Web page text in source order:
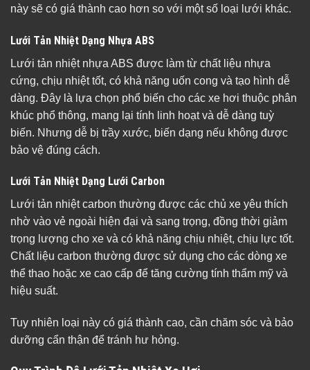
này sẽ có giá thành cao hơn so với một số loại lưới khác.
Lưới Tản Nhiệt Dạng Nhựa ABS
Lưới tản nhiệt nhựa ABS được làm từ chất liệu nhựa
cứng, chịu nhiệt tốt, có khả năng uốn cong và tạo hình dễ
dàng. Đây là lựa chọn phổ biến cho các xe hơi thuộc phân
khúc phổ thông, mang lại tính linh hoạt và dễ dàng tuỳ
biến. Nhưng dễ bị trầy xước, biến dạng nếu không được
bảo vệ đúng cách.
Lưới Tản Nhiệt Dạng Lưới Carbon
Lưới tản nhiệt carbon thường được các chủ xe yêu thích
nhờ vào vẻ ngoài hiện đại và sang trọng, đồng thời giảm
trọng lượng cho xe và có khả năng chịu nhiệt, chịu lực tốt.
Chất liệu carbon thường được sử dụng cho các dòng xe
thể thao hoặc xe cao cấp để tăng cường tính thẩm mỹ và
hiệu suất.
Tuy nhiên loại này có giá thành cao, cần chăm sóc và bảo
dưỡng cẩn thận để tránh hư hỏng.